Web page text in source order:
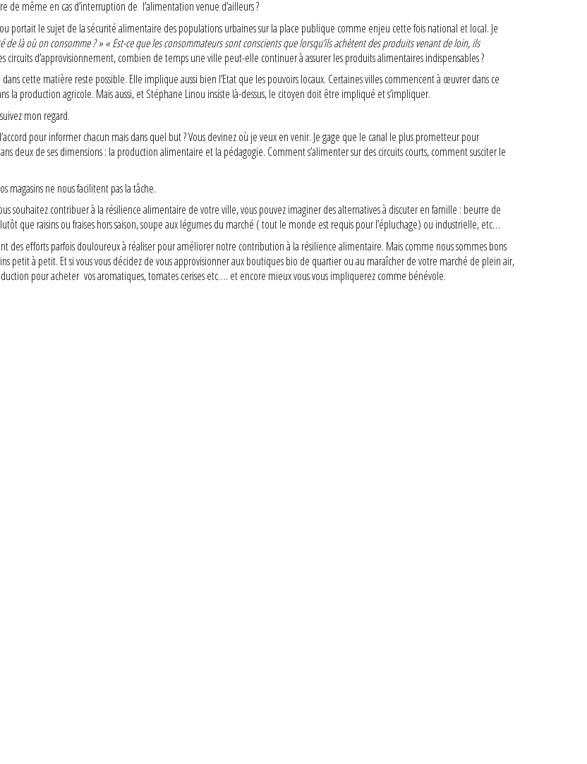
de même en cas d’interruption de l’alimentation venue d’ailleurs ?
portait le sujet de la sécurité alimentaire des populations urbaines sur la place publique comme enjeu cette fois national et local. Je
de là où on consomme ? » « Est-ce que les consommateurs sont conscients que lorsqu’ils achètent des produits venant de loin, ils
circuits d’approvisionnement, combien de temps une ville peut-elle continuer à assurer les produits alimentaires indispensables ?
cette matière reste possible. Elle implique aussi bien l’Etat que les pouvoirs locaux. Certaines villes commencent à œuvrer dans ce
production agricole. Mais aussi, et Stéphane Linou insiste là-dessus, le citoyen doit être impliqué et s’impliquer.
mon regard.
pour informer chacun mais dans quel but ? Vous devinez où je veux en venir. Je gage que le canal le plus prometteur pour
deux de ses dimensions : la production alimentaire et la pédagogie. Comment s’alimenter sur des circuits courts, comment susciter le
magasins ne nous facilitent pas la tâche.
souhaitez contribuer à la résilience alimentaire de votre ville, vous pouvez imaginer des alternatives à discuter en famille : beurre de
que raisins ou fraises hors saison, soupe aux légumes du marché ( tout le monde est requis pour l’épluchage) ou industrielle, etc…
des efforts parfois douloureux à réaliser pour améliorer notre contribution à la résilience alimentaire. Mais comme nous sommes bons
petit à petit. Et si vous vous décidez de vous approvisionner aux boutiques bio de quartier ou au maraîcher de votre marché de plein air,
pour acheter vos aromatiques, tomates cerises etc…. et encore mieux vous vous impliquerez comme bénévole.